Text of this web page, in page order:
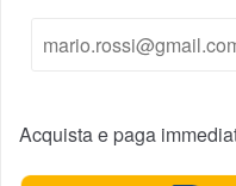
Acquista e paga